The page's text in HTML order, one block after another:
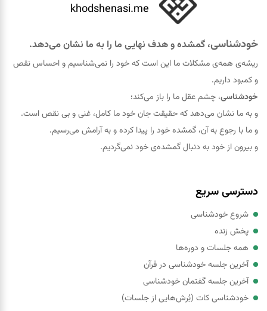
khodshenasi.me
خودشناسی، گمشده و هدف نهایی ما را به ما نشان می‌دهد.
ریشه‌ی همه‌ی مشکلات ما این است که خود را نمی‌شناسیم و احساس نقص
و کمبود داریم.
خودشناسی، چشم عقل ما را باز می‌کند؛
و به ما نشان می‌دهد که حقيقت جان خود ما کامل، غنی و بی نقص است.
و ما با رجوع به آن، گمشده خود را پيدا کرده و به آرامش می‌رسیم.
و بیرون از خود به دنبال گمشده‌ی خود نمی‌گردیم.
دسترسی سریع
شروع خودشناسی
پخش زنده
همه جلسات و دوره‌ها
آخرین جلسه خودشناسی در قرآن
آخرین جلسه گفتمان خودشناسی
خودشناسی کات (بُرش‌هایی از جلسات)